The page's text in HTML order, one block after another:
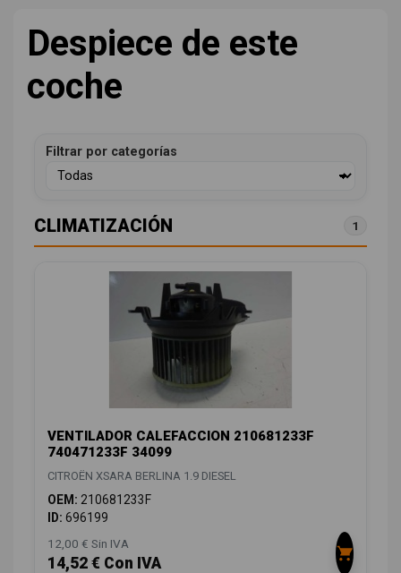
Despiece de este
coche
Filtrar por categorías
CLIMATIZACIÓN 1
VENTILADOR CALEFACCION 210681233F
740471233F 34099
CITROËN XSARA BERLINA 1.9 DIESEL
OEM: 210681233F
ID: 696199
12,00 € Sin IVA
14,52 € Con IVA